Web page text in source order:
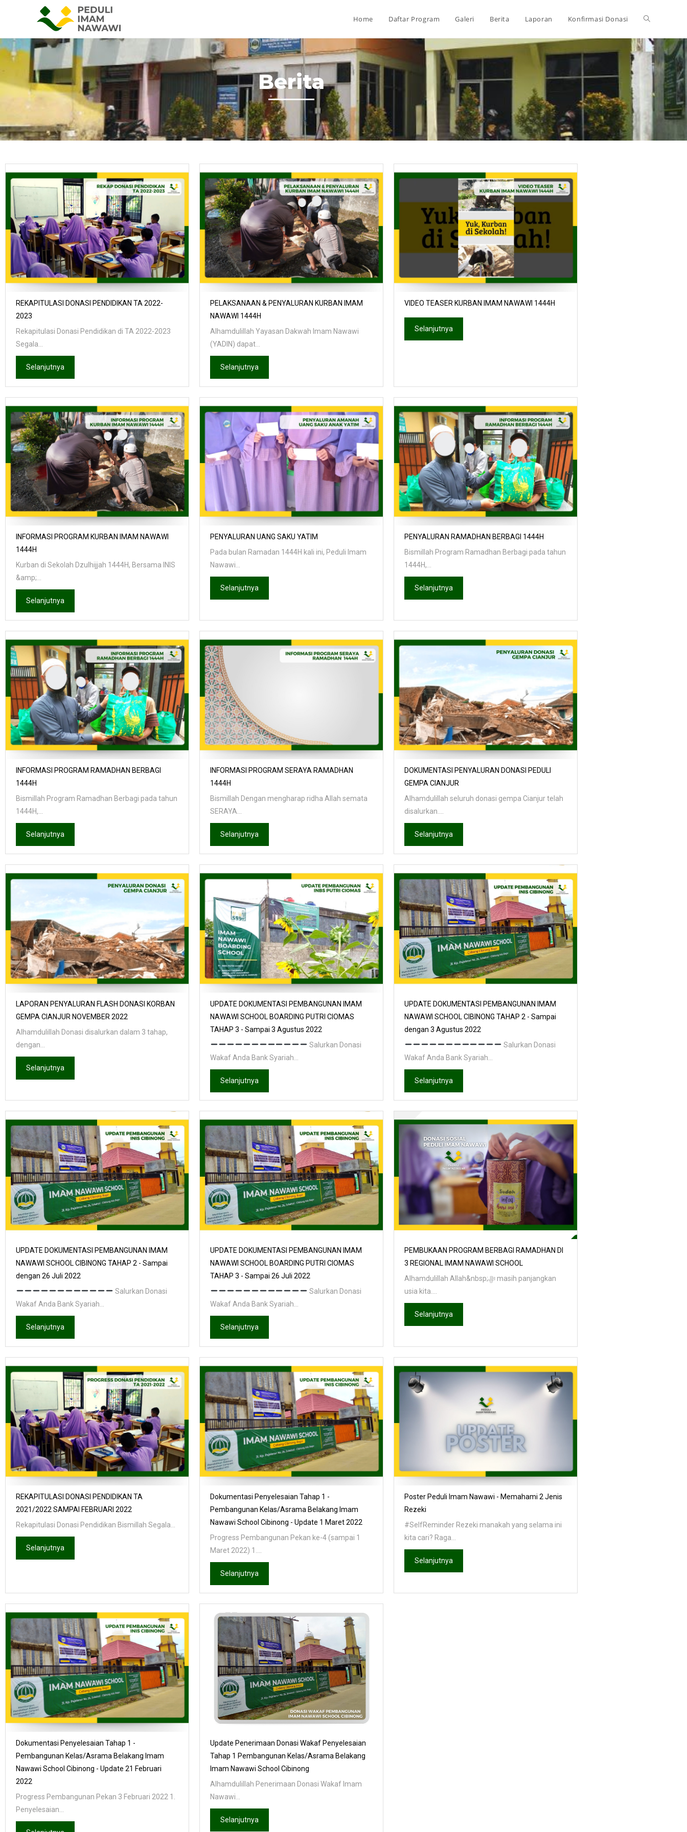
Home Daftar Program Galeri Berita Laporan Konfirmasi Donasi
Berita
REKAPITULASI DONASI PENDIDIKAN TA 2022-
2023
Rekapitulasi Donasi Pendidikan di TA 2022-2023
Segala...
Selanjutnya
PELAKSANAAN & PENYALURAN KURBAN IMAM
NAWAWI 1444H
Alhamdulillah Yayasan Dakwah Imam Nawawi
(YADIN) dapat...
Selanjutnya
VIDEO TEASER KURBAN IMAM NAWAWI 1444H
Selanjutnya
INFORMASI PROGRAM KURBAN IMAM NAWAWI
1444H
Kurban di Sekolah Dzulhijjah 1444H, Bersama INIS
&amp;...
Selanjutnya
PENYALURAN UANG SAKU YATIM
Pada bulan Ramadan 1444H kali ini, Peduli Imam
Nawawi...
Selanjutnya
PENYALURAN RAMADHAN BERBAGI 1444H
Bismillah Program Ramadhan Berbagi pada tahun
1444H,...
Selanjutnya
INFORMASI PROGRAM RAMADHAN BERBAGI
1444H
Bismillah Program Ramadhan Berbagi pada tahun
1444H,...
Selanjutnya
INFORMASI PROGRAM SERAYA RAMADHAN
1444H
Bismillah Dengan mengharap ridha Allah semata
SERAYA...
Selanjutnya
DOKUMENTASI PENYALURAN DONASI PEDULI
GEMPA CIANJUR
Alhamdulillah seluruh donasi gempa Cianjur telah
disalurkan....
Selanjutnya
LAPORAN PENYALURAN FLASH DONASI KORBAN
GEMPA CIANJUR NOVEMBER 2022
Alhamdulillah Donasi disalurkan dalam 3 tahap,
dengan...
Selanjutnya
UPDATE DOKUMENTASI PEMBANGUNAN IMAM
NAWAWI SCHOOL BOARDING PUTRI CIOMAS
TAHAP 3 - Sampai 3 Agustus 2022
Salurkan Donasi
Wakaf Anda Bank Syariah...
Selanjutnya
UPDATE DOKUMENTASI PEMBANGUNAN IMAM
NAWAWI SCHOOL CIBINONG TAHAP 2 - Sampai
dengan 3 Agustus 2022
Salurkan Donasi
Wakaf Anda Bank Syariah...
Selanjutnya
UPDATE DOKUMENTASI PEMBANGUNAN IMAM
NAWAWI SCHOOL CIBINONG TAHAP 2 - Sampai
dengan 26 Juli 2022
Salurkan Donasi
Wakaf Anda Bank Syariah...
Selanjutnya
UPDATE DOKUMENTASI PEMBANGUNAN IMAM
NAWAWI SCHOOL BOARDING PUTRI CIOMAS
TAHAP 3 - Sampai 26 Juli 2022
Salurkan Donasi
Wakaf Anda Bank Syariah...
Selanjutnya
PEMBUKAAN PROGRAM BERBAGI RAMADHAN DI
3 REGIONAL IMAM NAWAWI SCHOOL
Alhamdulillah Allah&nbsp;ﷻ masih panjangkan
usia kita....
Selanjutnya
REKAPITULASI DONASI PENDIDIKAN TA
2021/2022 SAMPAI FEBRUARI 2022
Rekapitulasi Donasi Pendidikan Bismillah Segala...
Selanjutnya
Dokumentasi Penyelesaian Tahap 1 -
Pembangunan Kelas/Asrama Belakang Imam
Nawawi School Cibinong - Update 1 Maret 2022
Progress Pembangunan Pekan ke-4 (sampai 1
Maret 2022) 1....
Selanjutnya
Poster Peduli Imam Nawawi - Memahami 2 Jenis
Rezeki
#SelfReminder Rezeki manakah yang selama ini
kita cari? Raga...
Selanjutnya
Dokumentasi Penyelesaian Tahap 1 -
Pembangunan Kelas/Asrama Belakang Imam
Nawawi School Cibinong - Update 21 Februari
2022
Progress Pembangunan Pekan 3 Februari 2022 1.
Penyelesaian...
Update Penerimaan Donasi Wakaf Penyelesaian
Tahap 1 Pembangunan Kelas/Asrama Belakang
Imam Nawawi School Cibinong
Alhamdulillah Penerimaan Donasi Wakaf Imam
Nawawi...
Selanjutnya